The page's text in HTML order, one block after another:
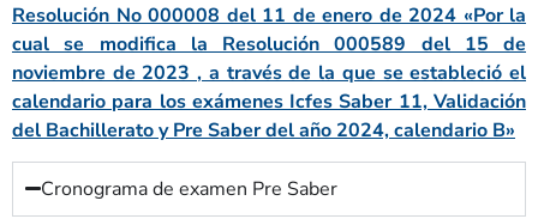
Resolución No 000008 del 11 de enero de 2024 «Por la
cual se modifica la Resolución 000589 del 15 de
noviembre de 2023 , a través de la que se estableció el
calendario para los exámenes Icfes Saber 11, Validación
del Bachillerato y Pre Saber del año 2024, calendario B»
Cronograma de examen Pre Saber